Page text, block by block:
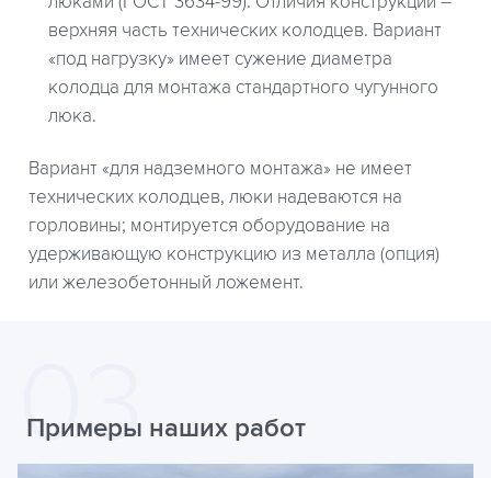
верхняя часть технических колодцев. Вариант
«под нагрузку» имеет сужение диаметра
колодца для монтажа стандартного чугунного
люка.
Вариант «для надземного монтажа» не имеет
технических колодцев, люки надеваются на
горловины; монтируется оборудование на
удерживающую конструкцию из металла (опция)
или железобетонный ложемент.
Примеры наших работ